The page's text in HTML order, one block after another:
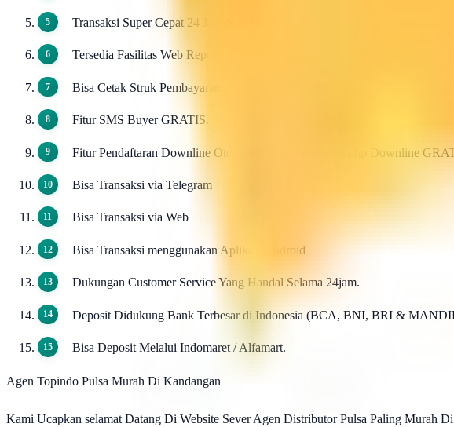
Transaksi Super Cepat 24 Jam Non Stop.
Tersedia Fasilitas Web Report.
Bisa Cetak Struk Pembayaran.
Fitur SMS Buyer GRATIS.
Fitur Pendaftaran Downline Otomatis / Autowp-signup.php Downline
Bisa Transaksi via Telegram
Bisa Transaksi via Web
Bisa Transaksi menggunakan Aplikasi Android
Dukungan Customer Service Yang Handal Selama 24jam.
Deposit Didukung Bank Terbesar di Indonesia (BCA, BNI, BRI &
Bisa Deposit Melalui Indomaret / Alfamart.
Agen Topindo Pulsa Murah Di Kandangan
Kami Ucapkan selamat Datang Di Website Sever Agen Distributor Pulsa Paling Murah